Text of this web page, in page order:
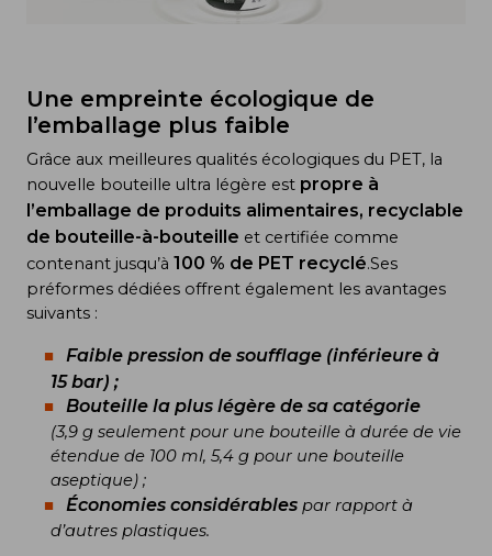
Une empreinte écologique de
l’emballage plus faible
Grâce aux meilleures qualités écologiques du PET, la
nouvelle bouteille ultra légère est propre à
l’emballage de produits alimentaires, recyclable
de bouteille-à-bouteille et certifiée comme
contenant jusqu’à 100 % de PET recyclé.Ses
préformes dédiées offrent également les avantages
suivants :
Faible pression de soufflage (inférieure à
15 bar) ;
Bouteille la plus légère de sa catégorie
(3,9 g seulement pour une bouteille à durée de vie
étendue de 100 ml, 5,4 g pour une bouteille
aseptique) ;
Économies considérables par rapport à
d’autres plastiques.